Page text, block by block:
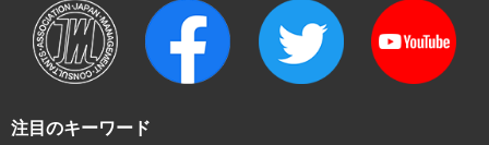
注目のキーワード